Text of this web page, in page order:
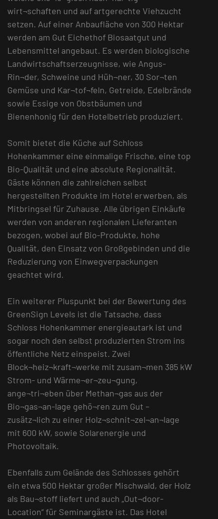
wirt¬schaften und auf artgerechte Viehzucht
setzen. Auf einer Anbaufläche von 300 Hektar
werden am Gut Eichethof Biosaatgut und
Lebensmittel angebaut. Es werden biologische
Landwirtschaftserzeugnisse, wie Angus-
Rin¬der, Schweine und Hüh¬ner, 30 Sor¬ten
Gemüse und Kar¬tof¬feln, Getreide, Edelbrände
sowie Essige von Obstbäumen und
Bienenhonig für den Hotelbetrieb produziert.
Somit bietet die Küche auf Schloss
Hohenkammer eine einmalige Frische, eine top
Bio-Qualität und eine absolute Regionalität.
Gäste können die zahlreichen selbst
hergestellten Produkte im Hotel erwerben, als
Mitbringsel für Zuhause. Alle übrigen Einkäufe
werden von anderen regionalen Lieferanten
bezogen, wobei auf Bio-Produkte, hohe
Qualität, den Einsatz von Großgebinden und die
Reduzierung von Einwegverpackungen
geachtet wird.
Ein weiterer Pluspunkt bei der Bewertung des
GreenSign Levels ist die Tatsache, dass
Schloss Hohenkammer energieautark ist und
sogar noch den selbst produzierten Strom ins
öffentliche Netz einspeist. Zwei
Block¬heiz¬kraft¬werke mit zusam¬men 385 kW
Strom- und Wärme¬er¬zeu¬gung,
ange¬tri¬eben über Methan¬gas aus der
Bio¬gas¬an-lage gehö¬ren zum Gut –
zusätz¬lich zu einer Holz¬schnit¬zel¬an¬lage
mit 600 kW, sowie Solarenergie und
Photovoltaik.
Ebenfalls zum Gelände des Schlosses gehört
ein etwa 500 Hektar großer Mischwald, der Holz
als Bau¬stoff liefert und auch „Out¬door-
Location“ für Seminargäste ist. Das Hotel